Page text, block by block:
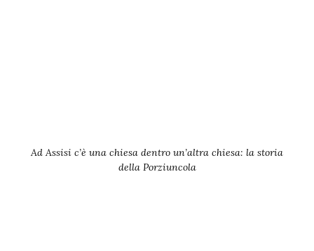
Ad Assisi c’è una chiesa dentro un’altra chiesa: la storia
della Porziuncola